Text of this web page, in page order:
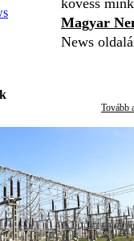
Magyar
News
Tovább